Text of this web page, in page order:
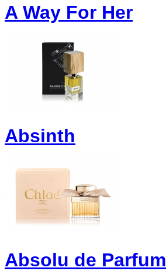
A Way For Her
Absinth
Absolu de Parfum